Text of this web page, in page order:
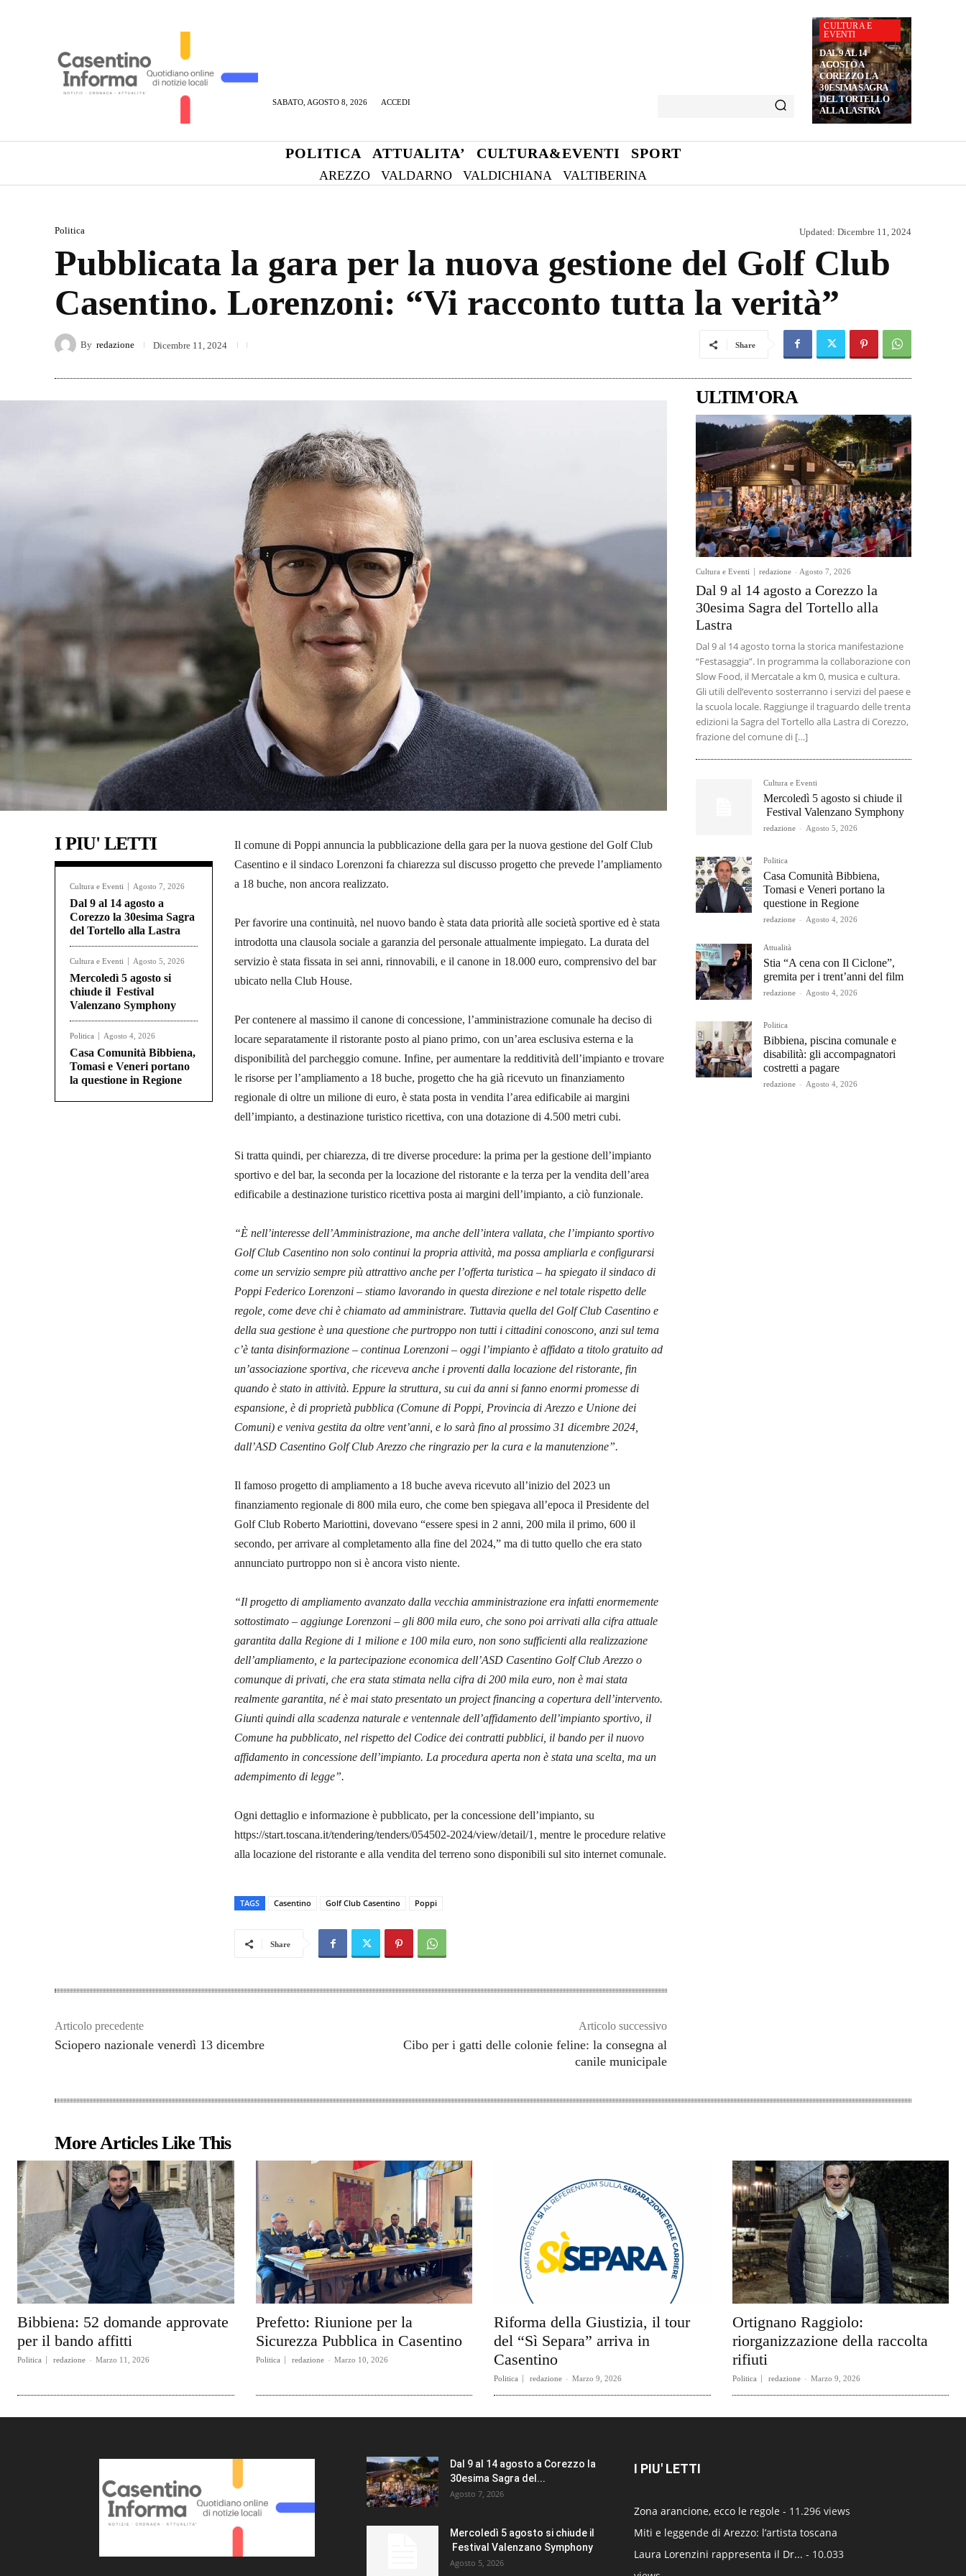
SABATO, AGOSTO 8, 2026 ACCEDI
CULTURA E
EVENTI
DAL 9 AL 14
AGOSTO A
COREZZO LA
30ESIMA SAGRA
DEL TORTELLO
ALLA LASTRA
POLITICA ATTUALITA’ CULTURA&EVENTI SPORT
AREZZO VALDARNO VALDICHIANA VALTIBERINA
Politica Updated: Dicembre 11, 2024
Pubblicata la gara per la nuova gestione del Golf Club
Casentino. Lorenzoni: “Vi racconto tutta la verità”
By redazione Dicembre 11, 2024 Share
I PIU' LETTI
Cultura e Eventi Agosto 7, 2026
Dal 9 al 14 agosto a
Corezzo la 30esima Sagra
del Tortello alla Lastra
Cultura e Eventi Agosto 5, 2026
Mercoledì 5 agosto si
chiude il Festival
Valenzano Symphony
Politica Agosto 4, 2026
Casa Comunità Bibbiena,
Tomasi e Veneri portano
la questione in Regione
Il comune di Poppi annuncia la pubblicazione della gara per la nuova gestione del Golf Club
Casentino e il sindaco Lorenzoni fa chiarezza sul discusso progetto che prevede l’ampliamento
a 18 buche, non ancora realizzato.
Per favorire una continuità, nel nuovo bando è stata data priorità alle società sportive ed è stata
introdotta una clausola sociale a garanzia del personale attualmente impiegato. La durata del
servizio è stata fissata in sei anni, rinnovabili, e il canone in 18.000 euro, comprensivo del bar
ubicato nella Club House.
Per contenere al massimo il canone di concessione, l’amministrazione comunale ha deciso di
locare separatamente il ristorante posto al piano primo, con un’area esclusiva esterna e la
disponibilità del parcheggio comune. Infine, per aumentare la redditività dell’impianto e trovare
le risorse per l’ampliamento a 18 buche, progetto che ha già ricevuto un finanziamento
regionale di oltre un milione di euro, è stata posta in vendita l’area edificabile ai margini
dell’impianto, a destinazione turistico ricettiva, con una dotazione di 4.500 metri cubi.
Si tratta quindi, per chiarezza, di tre diverse procedure: la prima per la gestione dell’impianto
sportivo e del bar, la seconda per la locazione del ristorante e la terza per la vendita dell’area
edificabile a destinazione turistico ricettiva posta ai margini dell’impianto, a ciò funzionale.
“È nell’interesse dell’Amministrazione, ma anche dell’intera vallata, che l’impianto sportivo
Golf Club Casentino non solo continui la propria attività, ma possa ampliarla e configurarsi
come un servizio sempre più attrattivo anche per l’offerta turistica – ha spiegato il sindaco di
Poppi Federico Lorenzoni – stiamo lavorando in questa direzione e nel totale rispetto delle
regole, come deve chi è chiamato ad amministrare. Tuttavia quella del Golf Club Casentino e
della sua gestione è una questione che purtroppo non tutti i cittadini conoscono, anzi sul tema
c’è tanta disinformazione – continua Lorenzoni – oggi l’impianto è affidato a titolo gratuito ad
un’associazione sportiva, che riceveva anche i proventi dalla locazione del ristorante, fin
quando è stato in attività. Eppure la struttura, su cui da anni si fanno enormi promesse di
espansione, è di proprietà pubblica (Comune di Poppi, Provincia di Arezzo e Unione dei
Comuni) e veniva gestita da oltre vent’anni, e lo sarà fino al prossimo 31 dicembre 2024,
dall’ASD Casentino Golf Club Arezzo che ringrazio per la cura e la manutenzione”.
Il famoso progetto di ampliamento a 18 buche aveva ricevuto all’inizio del 2023 un
finanziamento regionale di 800 mila euro, che come ben spiegava all’epoca il Presidente del
Golf Club Roberto Mariottini, dovevano “essere spesi in 2 anni, 200 mila il primo, 600 il
secondo, per arrivare al completamento alla fine del 2024,” ma di tutto quello che era stato
annunciato purtroppo non si è ancora visto niente.
“Il progetto di ampliamento avanzato dalla vecchia amministrazione era infatti enormemente
sottostimato – aggiunge Lorenzoni – gli 800 mila euro, che sono poi arrivati alla cifra attuale
garantita dalla Regione di 1 milione e 100 mila euro, non sono sufficienti alla realizzazione
dell’ampliamento, e la partecipazione economica dell’ASD Casentino Golf Club Arezzo o
comunque di privati, che era stata stimata nella cifra di 200 mila euro, non è mai stata
realmente garantita, né è mai stato presentato un project financing a copertura dell’intervento.
Giunti quindi alla scadenza naturale e ventennale dell’affidamento dell’impianto sportivo, il
Comune ha pubblicato, nel rispetto del Codice dei contratti pubblici, il bando per il nuovo
affidamento in concessione dell’impianto. La procedura aperta non è stata una scelta, ma un
adempimento di legge”.
Ogni dettaglio e informazione è pubblicato, per la concessione dell’impianto, su
https://start.toscana.it/tendering/tenders/054502-2024/view/detail/1, mentre le procedure relative
alla locazione del ristorante e alla vendita del terreno sono disponibili sul sito internet comunale.
TAGS Casentino Golf Club Casentino Poppi
Share
Articolo precedente
Sciopero nazionale venerdì 13 dicembre
Articolo successivo
Cibo per i gatti delle colonie feline: la consegna al
canile municipale
ULTIM'ORA
Cultura e Eventi redazione - Agosto 7, 2026
Dal 9 al 14 agosto a Corezzo la
30esima Sagra del Tortello alla
Lastra
Dal 9 al 14 agosto torna la storica manifestazione
“Festasaggia”. In programma la collaborazione con
Slow Food, il Mercatale a km 0, musica e cultura.
Gli utili dell’evento sosterranno i servizi del paese e
la scuola locale. Raggiunge il traguardo delle trenta
edizioni la Sagra del Tortello alla Lastra di Corezzo,
frazione del comune di […]
Cultura e Eventi
Mercoledì 5 agosto si chiude il
Festival Valenzano Symphony
redazione - Agosto 5, 2026
Politica
Casa Comunità Bibbiena,
Tomasi e Veneri portano la
questione in Regione
redazione - Agosto 4, 2026
Attualità
Stia “A cena con Il Ciclone”,
gremita per i trent’anni del film
redazione - Agosto 4, 2026
Politica
Bibbiena, piscina comunale e
disabilità: gli accompagnatori
costretti a pagare
redazione - Agosto 4, 2026
More Articles Like This
Bibbiena: 52 domande approvate
per il bando affitti
Politica redazione - Marzo 11, 2026
Prefetto: Riunione per la
Sicurezza Pubblica in Casentino
Politica redazione - Marzo 10, 2026
Riforma della Giustizia, il tour
del “Sì Separa” arriva in
Casentino
Politica redazione - Marzo 9, 2026
Ortignano Raggiolo:
riorganizzazione della raccolta
rifiuti
Politica redazione - Marzo 9, 2026
Dal 9 al 14 agosto a Corezzo la
30esima Sagra del...
Agosto 7, 2026
Mercoledì 5 agosto si chiude il
Festival Valenzano Symphony
Agosto 5, 2026
I PIU' LETTI
Zona arancione, ecco le regole - 11.296 views
Miti e leggende di Arezzo: l’artista toscana
Laura Lorenzini rappresenta il Dr... - 10.033